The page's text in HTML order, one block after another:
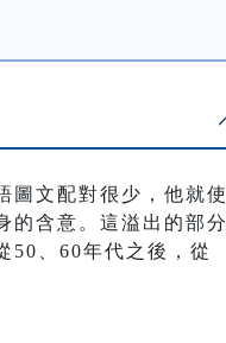
圖文配對很少，他就使
的含意。這溢出的部分
50、60年代之後，從